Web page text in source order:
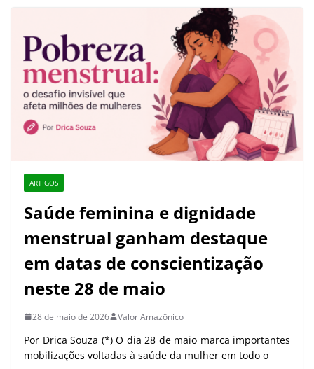
ARTIGOS
Saúde feminina e dignidade
menstrual ganham destaque
em datas de conscientização
neste 28 de maio
28 de maio de 2026 Valor Amazônico
Por Drica Souza (*) O dia 28 de maio marca importantes
mobilizações voltadas à saúde da mulher em todo o